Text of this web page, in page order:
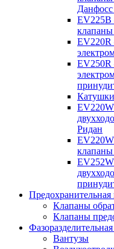
EV225B
клапаны
EV220R
EV250R
Ридан
Предохранительная
Клапаны
Клапаны
Вантузы